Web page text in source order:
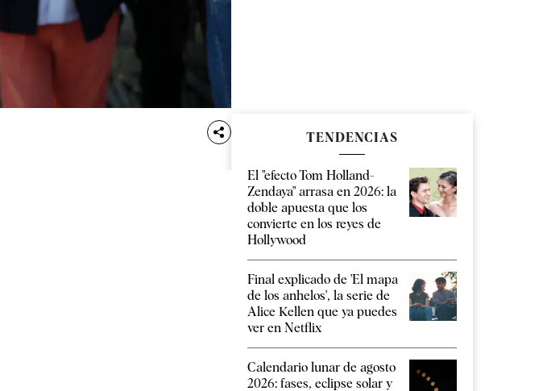
TENDENCIAS
El "efecto Tom Holland-
Zendaya" arrasa en 2026: la
doble apuesta que los
convierte en los reyes de
Hollywood
Final explicado de 'El mapa
de los anhelos', la serie de
Alice Kellen que ya puedes
ver en Netflix
Calendario lunar de agosto
2026: fases, eclipse solar y